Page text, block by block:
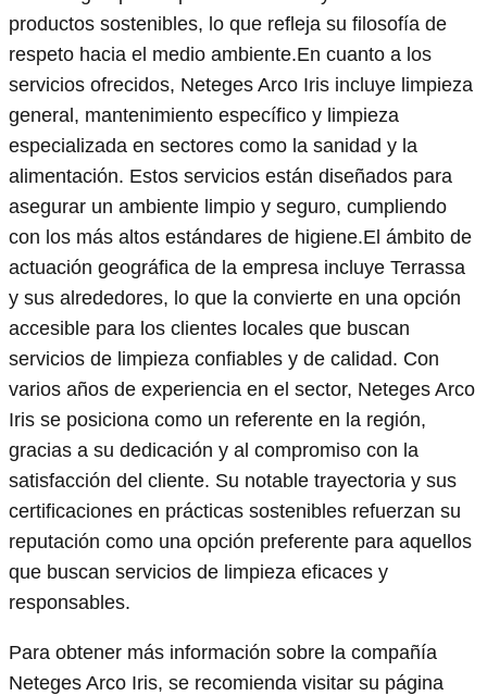
productos sostenibles, lo que refleja su filosofía de
respeto hacia el medio ambiente.En cuanto a los
servicios ofrecidos, Neteges Arco Iris incluye limpieza
general, mantenimiento específico y limpieza
especializada en sectores como la sanidad y la
alimentación. Estos servicios están diseñados para
asegurar un ambiente limpio y seguro, cumpliendo
con los más altos estándares de higiene.El ámbito de
actuación geográfica de la empresa incluye Terrassa
y sus alrededores, lo que la convierte en una opción
accesible para los clientes locales que buscan
servicios de limpieza confiables y de calidad. Con
varios años de experiencia en el sector, Neteges Arco
Iris se posiciona como un referente en la región,
gracias a su dedicación y al compromiso con la
satisfacción del cliente. Su notable trayectoria y sus
certificaciones en prácticas sostenibles refuerzan su
reputación como una opción preferente para aquellos
que buscan servicios de limpieza eficaces y
responsables.
Para obtener más información sobre la compañía
Neteges Arco Iris, se recomienda visitar su página